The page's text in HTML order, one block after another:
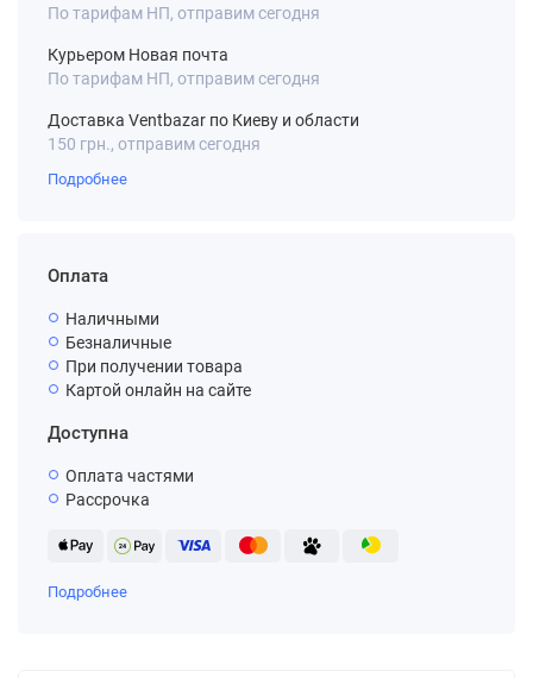
По тарифам НП, отправим сегодня
Курьером Новая почта
По тарифам НП, отправим сегодня
Доставка Ventbazar по Киеву и области
150 грн., отправим сегодня
Подробнее
Оплата
Наличными
Безналичные
При получении товара
Картой онлайн на сайте
Доступна
Оплата частями
Рассрочка
Подробнее